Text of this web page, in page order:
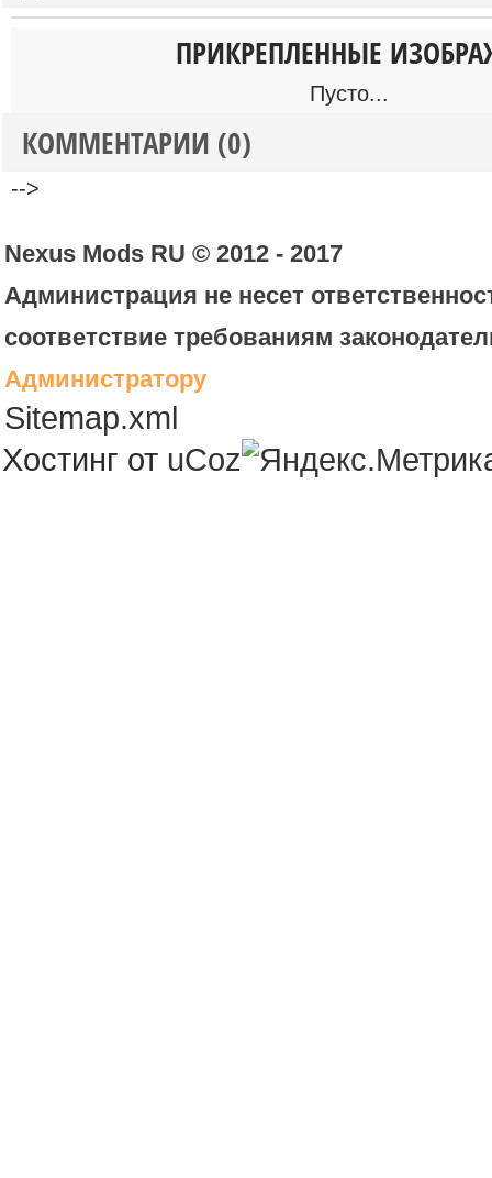
ПРИКРЕПЛЕННЫЕ
Пусто...
КОММЕНТАРИИ (0)
-->
Nexus Mods RU © 2012 - 2017
Администрация не несет
соответствие требованиям
Администратору
Sitemap.xml
Хостинг от uCoz